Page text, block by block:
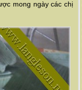
mong ngày các chị